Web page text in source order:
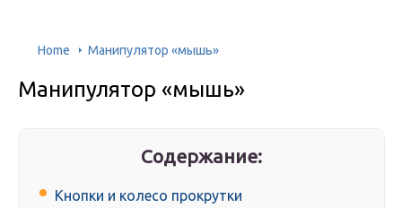
Home Манипулятор «мышь»
Манипулятор «мышь»
Содержание:
Кнопки и колесо прокрутки